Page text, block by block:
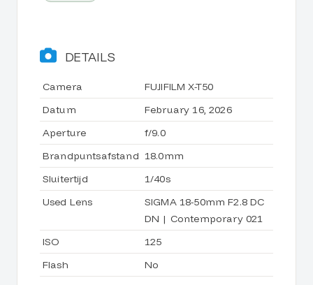
DETAILS
Camera
FUJIFILM X-T50
Datum
February 16, 2026
Aperture
f/9.0
Brandpuntsafstand 18.0mm
Sluitertijd
1/40s
Used Lens
SIGMA 18-50mm F2.8 DC
DN | Contemporary 021
ISO
125
Flash
No